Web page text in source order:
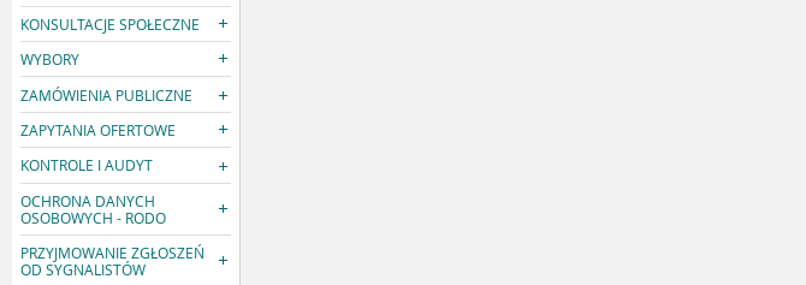
KONSULTACJE SPOŁECZNE
WYBORY
ZAMÓWIENIA PUBLICZNE
ZAPYTANIA OFERTOWE
KONTROLE I AUDYT
OCHRONA DANYCH
OSOBOWYCH - RODO
PRZYJMOWANIE ZGŁOSZEŃ
OD SYGNALISTÓW